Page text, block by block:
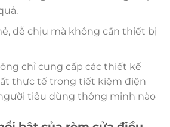
dễ chịu mà không cần thiết bị
chỉ cung cấp các thiết kế
thực tế trong tiết kiệm điện
tiêu dùng thông minh nào